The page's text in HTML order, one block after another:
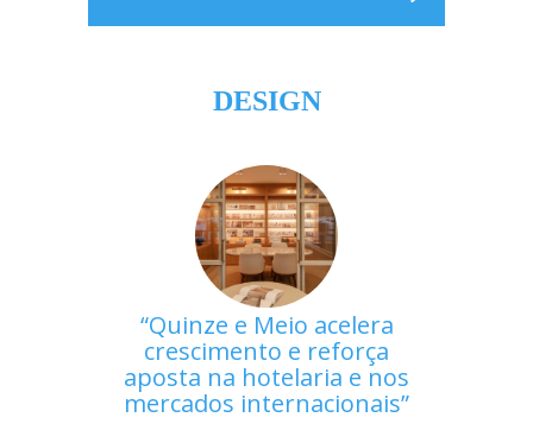
DESIGN
Quinze e Meio acelera
crescimento e reforça
aposta na hotelaria e nos
mercados internacionais